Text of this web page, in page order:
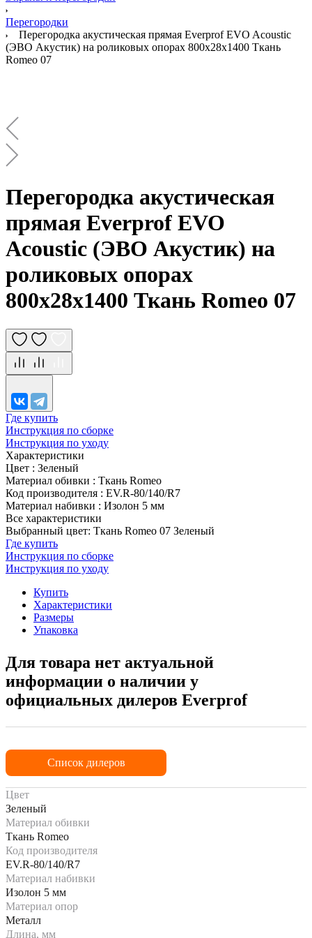
Перегородки
Перегородка акустическая прямая Everprof EVO Acoustic
(ЭВО Акустик) на роликовых опорах 800х28х1400 Ткань
Romeo 07
Перегородка акустическая
прямая Everprof EVO
Acoustic (ЭВО Акустик) на
роликовых опорах
800х28х1400 Ткань Romeo 07
Где купить
Инструкция по сборке
Инструкция по уходу
Характеристики
Цвет : Зеленый
Материал обивки : Ткань Romeo
Код производителя : EV.R-80/140/R7
Материал набивки : Изолон 5 мм
Все характеристики
Выбранный цвет: Ткань Romeo 07 Зеленый
Где купить
Инструкция по сборке
Инструкция по уходу
Купить
Характеристики
Размеры
Упаковка
Для товара нет актуальной
информации о наличии у
официальных дилеров Everprof
Список дилеров
Цвет
Зеленый
Материал обивки
Ткань Romeo
Код производителя
EV.R-80/140/R7
Материал набивки
Изолон 5 мм
Материал опор
Металл
Длина, мм